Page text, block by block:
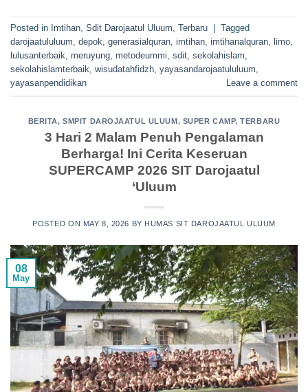
Posted in Imtihan, Sdit Darojaatul Uluum, Terbaru
Tagged
darojaatululuum, depok, generasialquran, imtihan, imtihanalquran, limo,
lulusanterbaik, meruyung, metodeummi, sdit, sekolahislam,
sekolahislamterbaik, wisudatahfidzh, yayasandarojaatululuum,
yayasanpendidikan
Leave a comment
BERITA,SMPIT DAROJAATUL ULUUM, SUPER CAMP,TERBARU
3 Hari 2 Malam Penuh Pengalaman
Berharga! Ini Cerita Keseruan
SUPERCAMP 2026 SIT Darojaatul
‘Uluum
POSTED ON MAY 8, 2026 BY HUMAS SIT DAROJAATUL ULUUM
08
May